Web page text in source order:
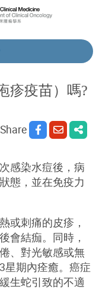
疹疫苗）嗎?
Share
感染水痘後，病
態，並在免疫力
或刺痛的皮疹，
會結痂。同時，
、對光敏感或無
星期內痊癒。癌症
生蛇引致的不適